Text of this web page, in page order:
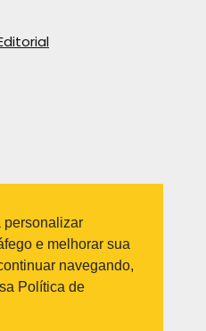
CEP: 20970-031
personalizar
e melhorar sua
navegando,
Política de